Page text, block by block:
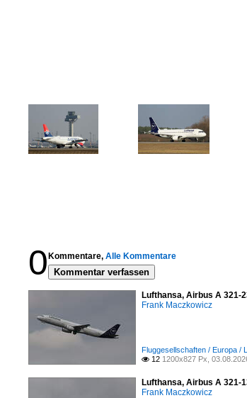
0 Kommentare, Alle Kommentare
Kommentar verfassen
Lufthansa, Airbus A 321-
Frank Maczkowicz
Fluggesellschaften / Europa /
 12 1200x827 Px,
Lufthansa, Airbus A 321-
Frank Maczkowicz